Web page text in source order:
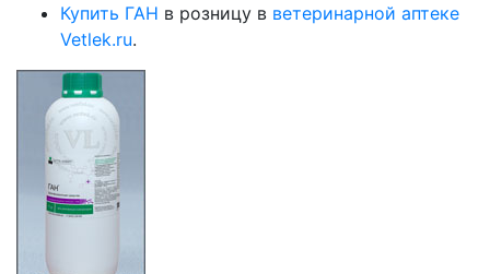
Купить ГАН в розницу в ветеринарной аптеке
Vetlek.ru.